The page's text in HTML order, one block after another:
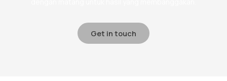
Get in touch